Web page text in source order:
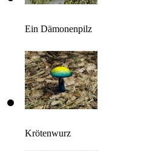
Ein Dämonenpilz
Krötenwurz